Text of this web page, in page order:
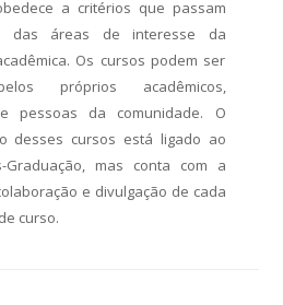
a critérios que passam
das áreas de interesse da
Os cursos podem ser
próprios acadêmicos,
pessoas da comunidade. O
desses cursos está ligado ao
Graduação, mas conta com a
e divulgação de cada
curso.